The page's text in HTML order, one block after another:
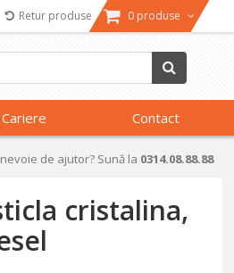
Retur produse 0 produse
Cariere Contact
de ajutor? Sună la 0314.08.88.88
cristalina,